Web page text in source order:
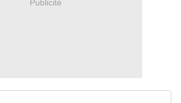
Publicité